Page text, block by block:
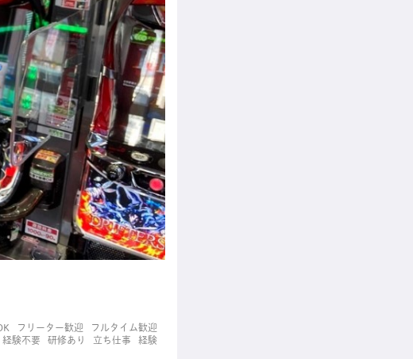
フリーター歓迎
フルタイム歓迎
経験不要 研修あり 立ち仕事
経験